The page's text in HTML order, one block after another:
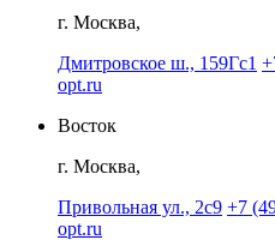
г. Москва,
Дмитровское ш., 159Гс1
opt.ru
Восток
г. Москва,
Привольная ул., 2с9 +7
opt.ru